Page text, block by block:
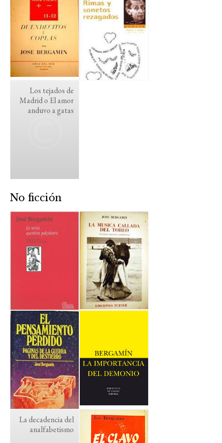
Los tejados de
Madrid o El amor
anduvo a gatas
No ficción
La decadencia del
analfabetismo